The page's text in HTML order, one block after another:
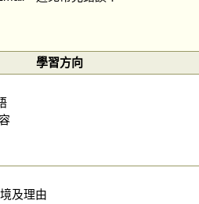
學習方向
及理由